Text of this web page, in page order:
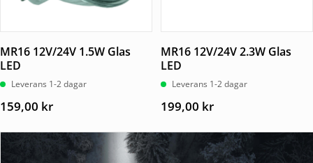
MR16 12V/24V 1.5W Glas
LED
Leverans 1-2 dagar
159,00 kr
MR16 12V/24V 2.3W Glas
LED
Leverans 1-2 dagar
199,00 kr